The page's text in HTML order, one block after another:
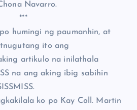
Navarro.
***
humingi ng paumanhin, at
ito ang
artikulo na inilathala
na ang aking ibig sabihin
ko po Kay Coll. Martin